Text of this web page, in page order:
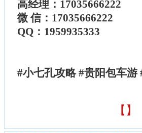
高经理：17035666222
微 信：17035666222
QQ：1959935333
#小七孔攻略 #贵阳包车游
【 】